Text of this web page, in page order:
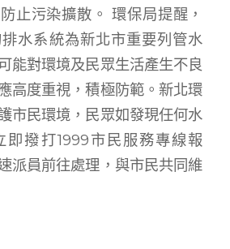
止污染擴散。 環保局提醒，
水系統為新北市重要列管水
能對環境及民眾生活產生不良
高度重視，積極防範。新北環
市民環境，民眾如發現任何水
即撥打1999市民服務專線報
派員前往處理，與市民共同維